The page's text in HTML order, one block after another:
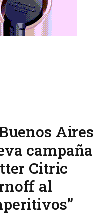
Aires
campaña
Citric
al